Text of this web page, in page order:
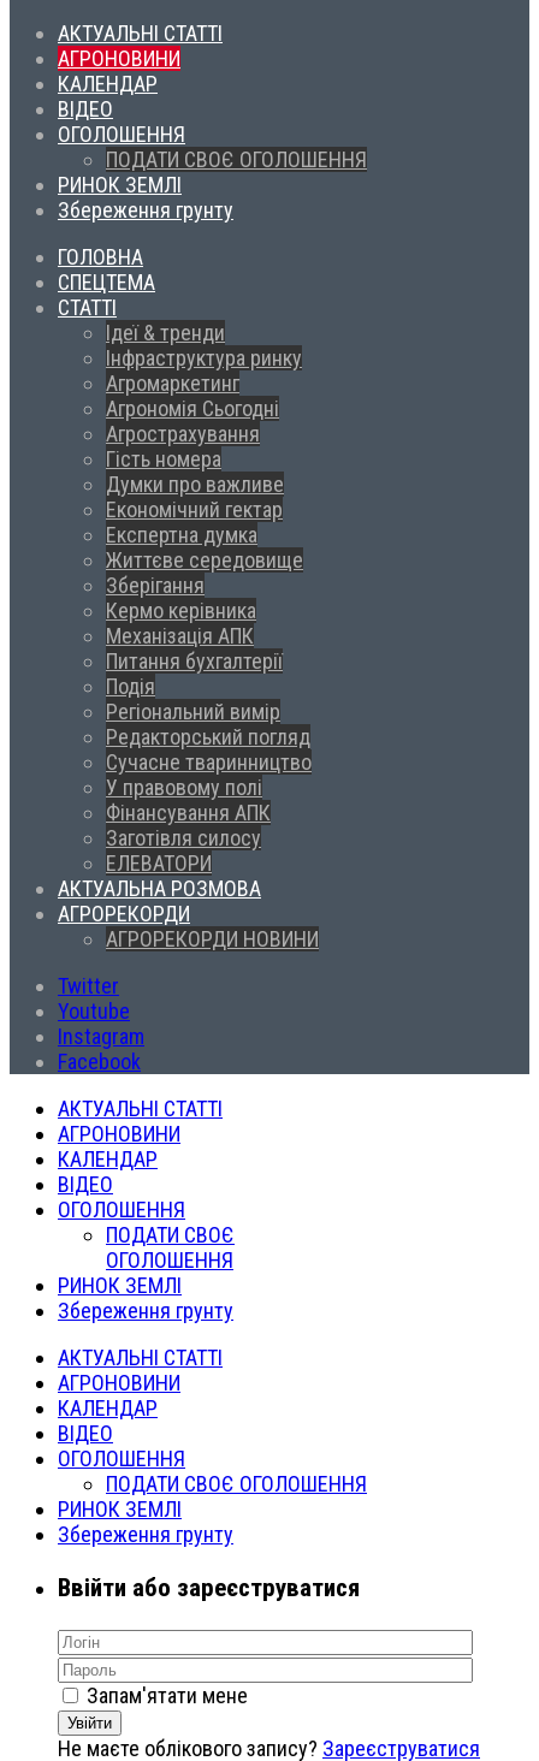
АКТУАЛЬНІ СТАТТІ
АГРОНОВИНИ
КАЛЕНДАР
ВІДЕО
ОГОЛОШЕННЯ
ПОДАТИ СВОЄ ОГОЛОШЕННЯ
РИНОК ЗЕМЛІ
Збереження грунту
ГОЛОВНА
СПЕЦТЕМА
СТАТТІ
Ідеї & тренди
Інфраструктура ринку
Агромаркетинг
Агрономія Сьогодні
Агрострахування
Гість номера
Думки про важливе
Економічний гектар
Експертна думка
Життєве середовище
Зберігання
Кермо керівника
Механізація АПК
Питання бухгалтерії
Подія
Регіональний вимір
Редакторський погляд
Сучасне тваринництво
У правовому полі
Фінансування АПК
Заготівля силосу
ЕЛЕВАТОРИ
АКТУАЛЬНА РОЗМОВА
АГРОРЕКОРДИ
АГРОРЕКОРДИ НОВИНИ
Twitter
Youtube
Instagram
Facebook
АКТУАЛЬНІ СТАТТІ
АГРОНОВИНИ
КАЛЕНДАР
ВІДЕО
ОГОЛОШЕННЯ
ПОДАТИ СВОЄ
ОГОЛОШЕННЯ
РИНОК ЗЕМЛІ
Збереження грунту
АКТУАЛЬНІ СТАТТІ
АГРОНОВИНИ
КАЛЕНДАР
ВІДЕО
ОГОЛОШЕННЯ
ПОДАТИ СВОЄ ОГОЛОШЕННЯ
РИНОК ЗЕМЛІ
Збереження грунту
Ввійти або зареєструватися
Запам'ятати мене
Увійти
Не маєте облікового запису? Зареєструватися